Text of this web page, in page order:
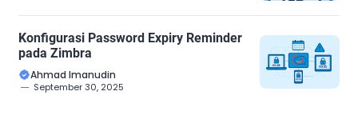
Konfigurasi Password Expiry Reminder
pada Zimbra
Ahmad Imanudin
September 30, 2025